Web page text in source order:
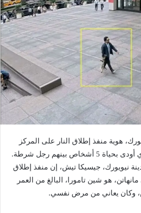
هوية منفذ إطلاق النار على المركز
بينهم رجل شرطة.
نيويورك، جيسيكا تيش، إن منفذ إطلاق
هو شين تامورا، البالغ من العمر